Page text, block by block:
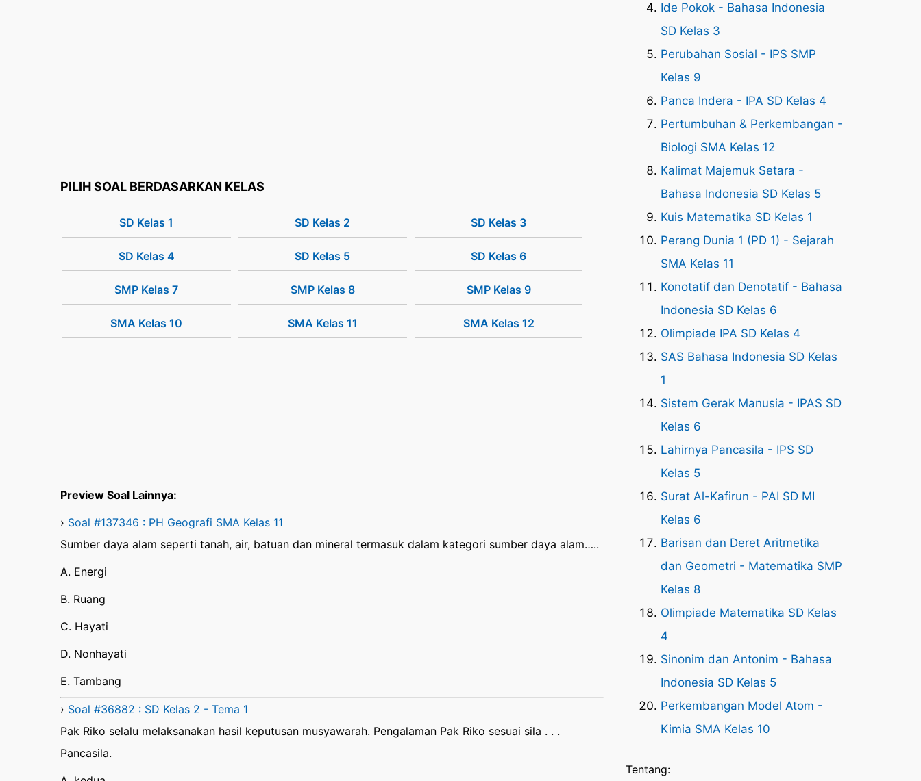
PILIH SOAL BERDASARKAN KELAS
SD Kelas 1 SD Kelas 2 SD Kelas 3
SD Kelas 4 SD Kelas 5 SD Kelas 6
SMP Kelas 7 SMP Kelas 8 SMP Kelas 9
SMA Kelas 10 SMA Kelas 11 SMA Kelas 12
Preview Soal Lainnya:
› Soal #137346 : PH Geografi SMA Kelas 11
Sumber daya alam seperti tanah, air, batuan dan mineral termasuk dalam kategori sumber daya alam…..
A. Energi
B. Ruang
C. Hayati
D. Nonhayati
E. Tambang
› Soal #36882 : SD Kelas 2 - Tema 1
Pak Riko selalu melaksanakan hasil keputusan musyawarah. Pengalaman Pak Riko sesuai sila . . .
Pancasila.
Ide Pokok - Bahasa Indonesia
SD Kelas 3
Perubahan Sosial - IPS SMP
Kelas 9
Panca Indera - IPA SD Kelas 4
Pertumbuhan & Perkembangan -
Biologi SMA Kelas 12
Kalimat Majemuk Setara -
Bahasa Indonesia SD Kelas 5
Kuis Matematika SD Kelas 1
Perang Dunia 1 (PD 1) - Sejarah
SMA Kelas 11
Konotatif dan Denotatif - Bahasa
Indonesia SD Kelas 6
Olimpiade IPA SD Kelas 4
SAS Bahasa Indonesia SD Kelas
1
Sistem Gerak Manusia - IPAS SD
Kelas 6
Lahirnya Pancasila - IPS SD
Kelas 5
Surat Al-Kafirun - PAI SD MI
Kelas 6
Barisan dan Deret Aritmetika
dan Geometri - Matematika SMP
Kelas 8
Olimpiade Matematika SD Kelas
4
Sinonim dan Antonim - Bahasa
Indonesia SD Kelas 5
Perkembangan Model Atom -
Kimia SMA Kelas 10
Tentang: